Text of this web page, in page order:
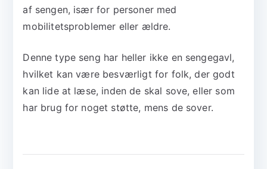
af sengen, især for personer med
mobilitetsproblemer eller ældre.
Denne type seng har heller ikke en sengegavl,
hvilket kan være besværligt for folk, der godt
kan lide at læse, inden de skal sove, eller som
har brug for noget støtte, mens de sover.